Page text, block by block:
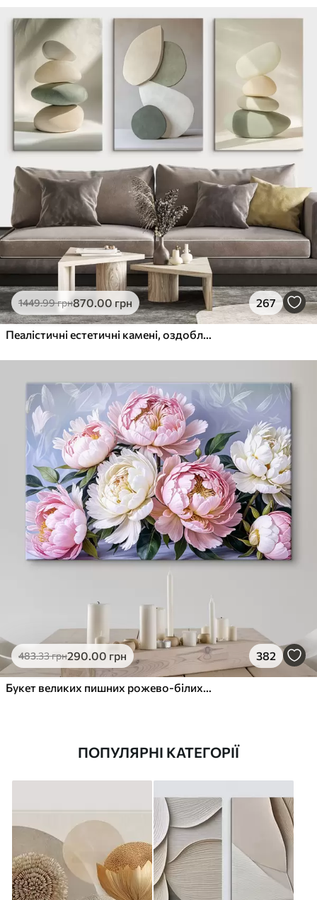
1449.99грн870.00 грн 267
Пеалістичні естетичні камені, оздоблення будинку, природне освітлення
483.33грн290.00 грн 382
Букет великих пишних рожево-білих квітів півонії із зеленим листям на м’якому розмитому фоні
ПОПУЛЯРНІ КАТЕГОРІЇ